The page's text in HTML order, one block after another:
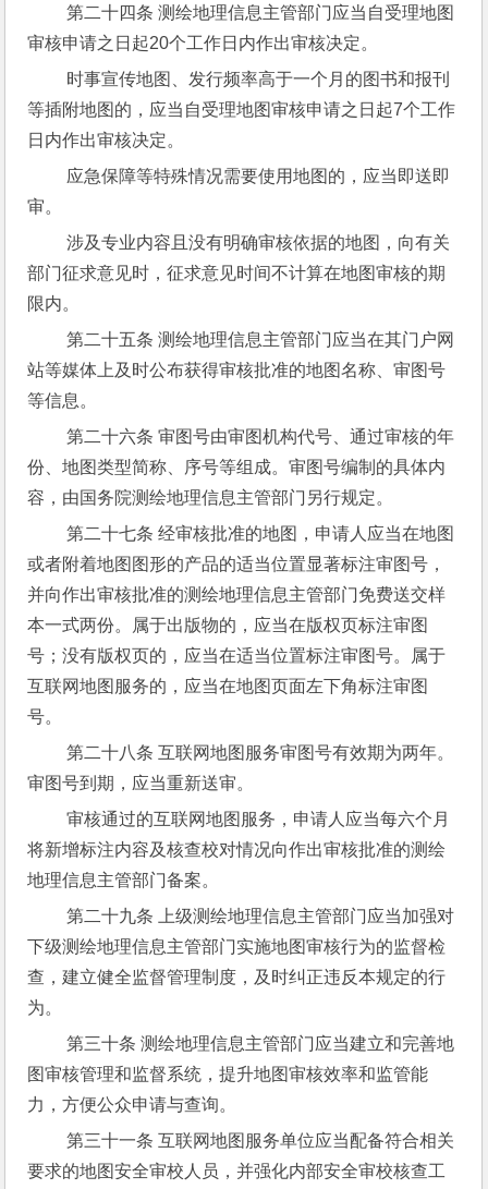
第二十四条 测绘地理信息主管部门应当自受理地图
审核申请之日起20个工作日内作出审核决定。
等插附地图的，应当自受理地图审核申请之日起7个工作
日内作出审核决定。
审。
涉及专业内容且没有明确审核依据的地图，向有关
部门征求意见时，征求意见时间不计算在地图审核的期
限内。
第二十五条 测绘地理信息主管部门应当在其门户网
站等媒体上及时公布获得审核批准的地图名称、审图号
等信息。
第二十六条 审图号由审图机构代号、通过审核的年
份、地图类型简称、序号等组成。审图号编制的具体内
容，由国务院测绘地理信息主管部门另行规定。
第二十七条 经审核批准的地图，申请人应当在地图
或者附着地图图形的产品的适当位置显著标注审图号，
并向作出审核批准的测绘地理信息主管部门免费送交样
本一式两份。属于出版物的，应当在版权页标注审图
号；没有版权页的，应当在适当位置标注审图号。属于
互联网地图服务的，应当在地图页面左下角标注审图
号。
第二十八条 互联网地图服务审图号有效期为两年。
审图号到期，应当重新送审。
审核通过的互联网地图服务，申请人应当每六个月
将新增标注内容及核查校对情况向作出审核批准的测绘
地理信息主管部门备案。
第二十九条 上级测绘地理信息主管部门应当加强对
下级测绘地理信息主管部门实施地图审核行为的监督检
查，建立健全监督管理制度，及时纠正违反本规定的行
为。
第三十条 测绘地理信息主管部门应当建立和完善地
图审核管理和监督系统，提升地图审核效率和监管能
力，方便公众申请与查询。
第三十一条 互联网地图服务单位应当配备符合相关
要求的地图安全审校人员，并强化内部安全审校核查工